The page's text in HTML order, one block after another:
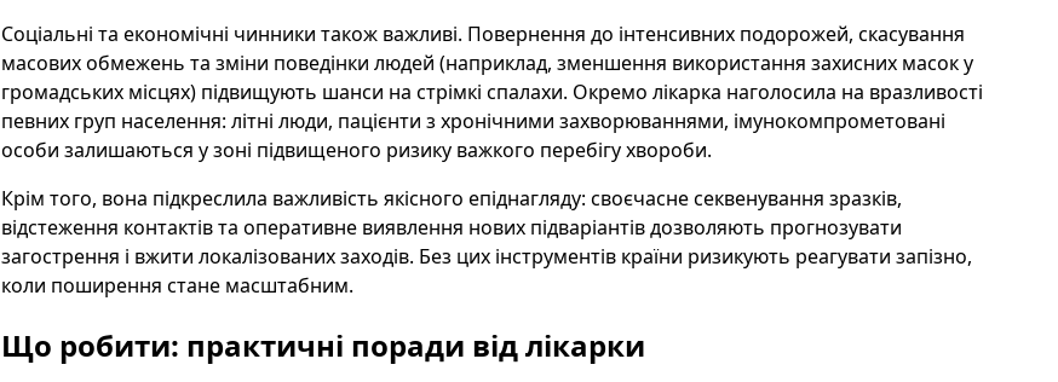
Соціальні та економічні чинники також важливі. Повернення до інтенсивних подорожей, скасування
масових обмежень та зміни поведінки людей (наприклад, зменшення використання захисних масок у
громадських місцях) підвищують шанси на стрімкі спалахи. Окремо лікарка наголосила на вразливості
певних груп населення: літні люди, пацієнти з хронічними захворюваннями, імунокомпрометовані
особи залишаються у зоні підвищеного ризику важкого перебігу хвороби.
Крім того, вона підкреслила важливість якісного епіднагляду: своєчасне секвенування зразків,
відстеження контактів та оперативне виявлення нових підваріантів дозволяють прогнозувати
загострення і вжити локалізованих заходів. Без цих інструментів країни ризикують реагувати запізно,
коли поширення стане масштабним.
Що робити: практичні поради від лікарки